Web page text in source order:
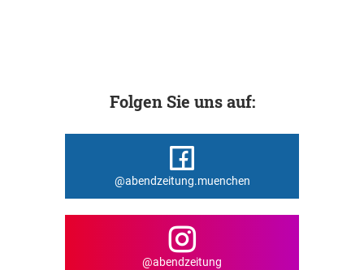
Folgen Sie uns auf:
@abendzeitung.muenchen
@abendzeitung